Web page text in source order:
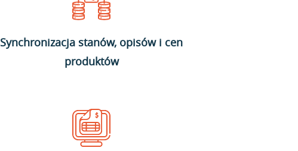
Synchronizacja stanów, opisów i cen
produktów